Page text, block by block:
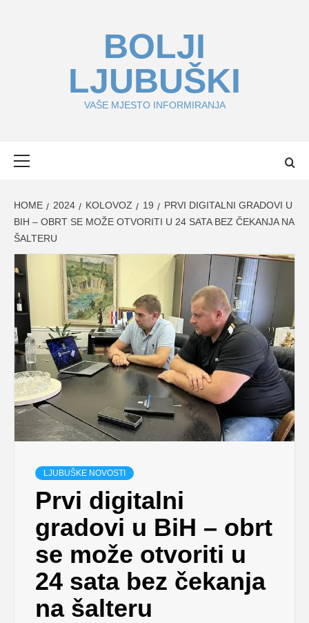
BOLJI
LJUBUŠKI
VAŠE MJESTO INFORMIRANJA
HOME 2024 KOLOVOZ 19
PRVI DIGITALNI GRADOVI U
BIH – OBRT SE MOŽE OTVORITI U 24 SATA BEZ ČEKANJA NA
ŠALTERU
LJUBUŠKE NOVOSTI
Prvi digitalni
gradovi u BiH – obrt
se može otvoriti u
24 sata bez čekanja
na šalteru